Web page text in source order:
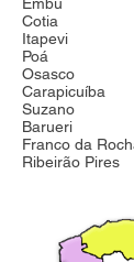
Embu
Cotia
Itapevi
Poá
Osasco
Carapicuíba
Suzano
Barueri
Franco da
Ribeirão Pires